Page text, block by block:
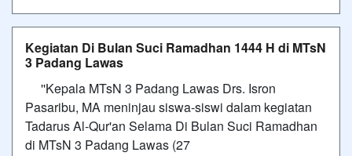
Kegiatan Di Bulan Suci Ramadhan 1444 H di MTsN
3 Padang Lawas
''Kepala MTsN 3 Padang Lawas Drs. Isron
Pasaribu, MA meninjau siswa-siswi dalam kegiatan
Tadarus Al-Qur'an Selama Di Bulan Suci Ramadhan
di MTsN 3 Padang Lawas (27